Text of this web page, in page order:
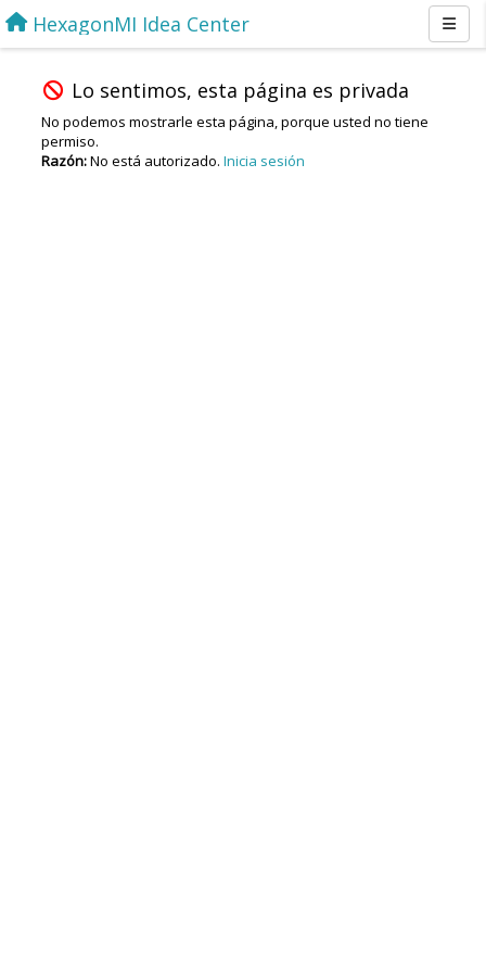
HexagonMI Idea Center
Lo sentimos, esta página es privada
No podemos mostrarle esta página, porque usted no tiene
permiso.
Razón:No está autorizado. Inicia sesión